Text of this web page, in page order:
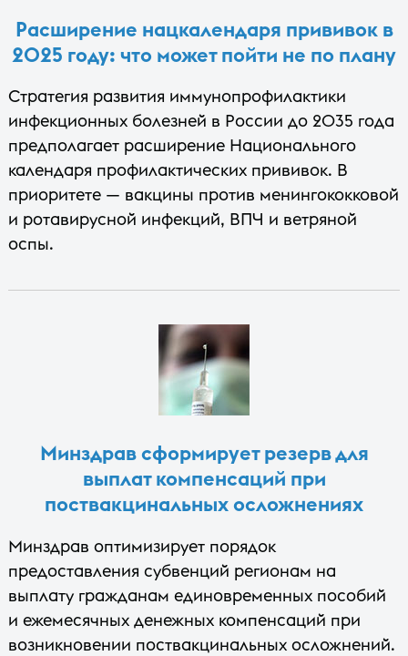
Расширение нацкалендаря прививок в
2025 году: что может пойти не по плану
Стратегия развития иммунопрофилактики
инфекционных болезней в России до 2035 года
предполагает расширение Национального
календаря профилактических прививок. В
приоритете — вакцины против менингококковой
и ротавирусной инфекций, ВПЧ и ветряной
оспы.
Минздрав сформирует резерв для
выплат компенсаций при
поствакцинальных осложнениях
Минздрав оптимизирует порядок
предоставления субвенций регионам на
выплату гражданам единовременных пособий
и ежемесячных денежных компенсаций при
возникновении поствакцинальных осложнений.